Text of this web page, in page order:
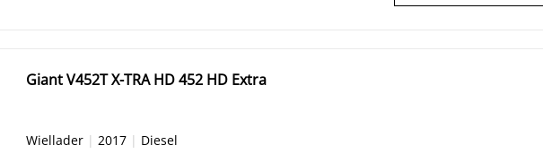
Giant V452T X-TRA HD 452 HD Extra
Wiellader |2017 | Diesel